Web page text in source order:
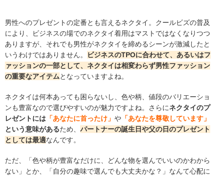
男性へのプレゼントの定番とも言えるネクタイ。クールビズの普及
により、ビジネスの場でのネクタイ着用はマストではなくなりつつ
ありますが、それでも男性がネクタイを締めるシーンが激減したと
いうわけではありません。
ビジネスのTPOに合わせて、あるいはフ
ァッションの一部として、ネクタイは相変わらず男性ファッション
の重要なアイテムとなっていますよね。
ネクタイは何本あっても困らないし、色や柄、値段のバリエーショ
ンも豊富なので選びやすいのが魅力ですよね。さらにネクタイのプ
レゼントには 「あなたに首ったけ」 や 「あなたを尊敬しています」
という意味があるため、 パートナーの誕生日や父の日のプレゼント
としては最適なんです。
ただ、「色や柄が豊富なだけに、どんな物を選んでいいのかわから
ない」とか、「自分の趣味で選んでも大丈夫かな？」なんて心配に